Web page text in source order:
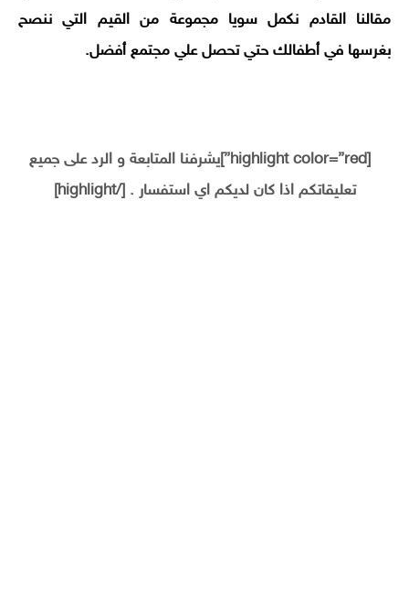
مقالنا القادم نكمل سويا مجموعة من القيم التي ننصح
بغرسها في أطفالك حتي تحصل علي مجتمع أفضل.
[highlight color=”red”]يشرفنا المتابعة و الرد على جميع
تعليقاتكم اذا كان لديكم اي استفسار . [/highlight]